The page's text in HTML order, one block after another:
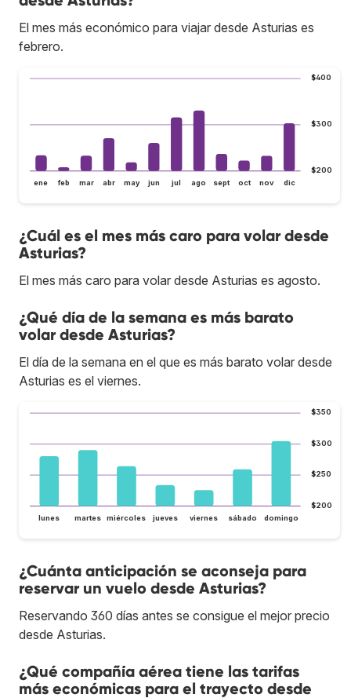
El mes más económico para viajar desde Asturias es
febrero.
$200
$300
$400
ene feb mar abr may jun jul ago sept oct nov dic
¿Cuál es el mes más caro para volar desde
Asturias?
El mes más caro para volar desde Asturias es agosto.
¿Qué día de la semana es más barato
volar desde Asturias?
El día de la semana en el que es más barato volar desde
Asturias es el viernes.
$200
$250
$300
$350
lunes martes miércoles jueves viernes sábado domingo
¿Cuánta anticipación se aconseja para
reservar un vuelo desde Asturias?
Reservando 360 días antes se consigue el mejor precio
desde Asturias.
¿Qué compañía aérea tiene las tarifas
más económicas para el trayecto desde